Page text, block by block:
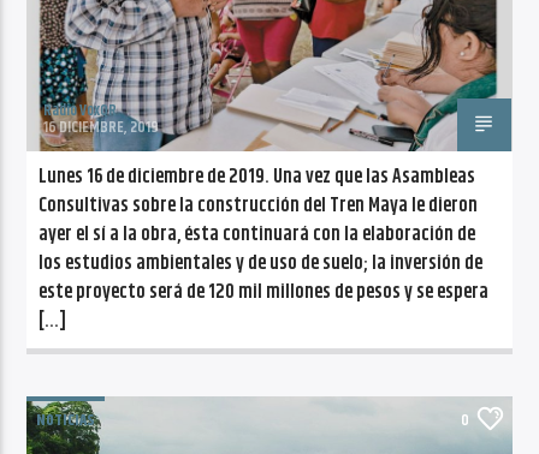
Radio VoxQR
Radio VoxQR
16 DICIEMBRE, 2019
Lunes 16 de diciembre de 2019. Una vez que las Asambleas
Consultivas sobre la construcción del Tren Maya le dieron
ayer el sí a la obra, ésta continuará con la elaboración de
los estudios ambientales y de uso de suelo; la inversión de
este proyecto será de 120 mil millones de pesos y se espera
[…]
NOTICIAS 0